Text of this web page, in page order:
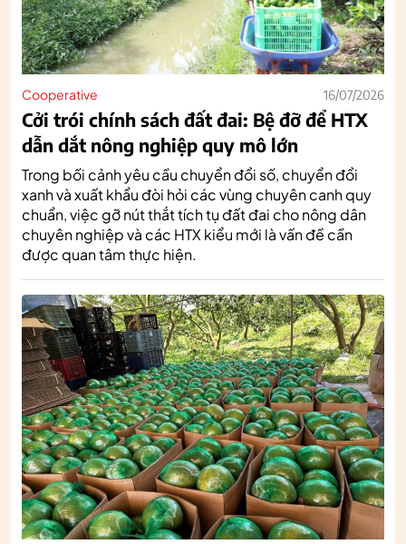
Cooperative 16/07/2026
Cởi trói chính sách đất đai: Bệ đỡ để HTX
dẫn dắt nông nghiệp quy mô lớn
Trong bối cảnh yêu cầu chuyển đổi số, chuyển đổi
xanh và xuất khẩu đòi hỏi các vùng chuyên canh quy
chuẩn, việc gỡ nút thắt tích tụ đất đai cho nông dân
chuyên nghiệp và các HTX kiểu mới là vấn đề cần
được quan tâm thực hiện.